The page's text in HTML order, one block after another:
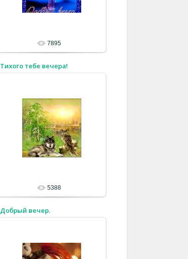
7895
Тихого тебе вечера!
5388
Добрый вечер.